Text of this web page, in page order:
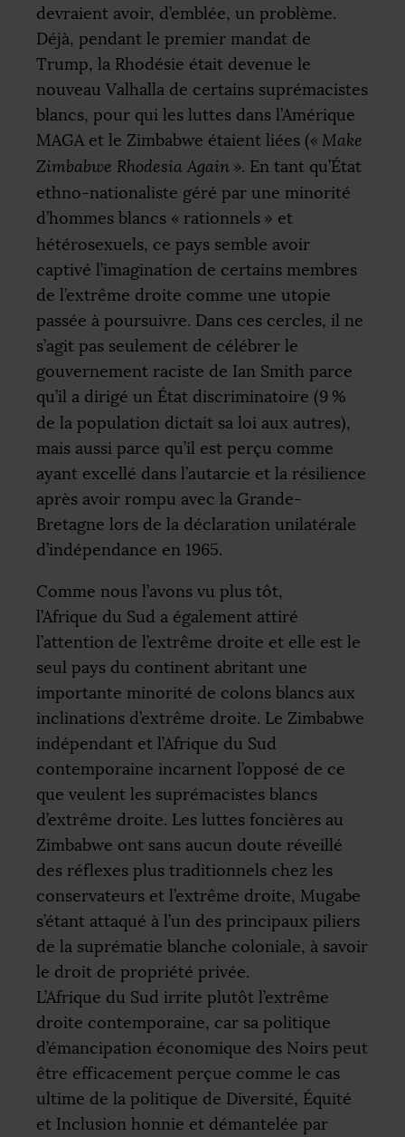
devraient avoir, d’emblée, un problème.
Déjà, pendant le premier mandat de
Trump, la Rhodésie était devenue le
nouveau Valhalla de certains suprémacistes
blancs, pour qui les luttes dans l’Amérique
MAGAet le Zimbabwe étaient liées (« Make
Zimbabwe Rhodesia Again ». En tant qu’État
ethno-nationaliste géré par une minorité
d’hommes blancs « rationnels » et
hétérosexuels, ce pays semble avoir
captivé l’imagination de certains membres
de l’extrême droite comme une utopie
passée à poursuivre. Dans ces cercles, il ne
s’agit pas seulement de célébrer le
gouvernement raciste de Ian Smith parce
qu’il a dirigé un État discriminatoire (9 %
de la population dictait sa loi aux autres),
mais aussi parce qu’il est perçu comme
ayant excellé dans l’autarcie et la résilience
après avoir rompu avec la Grande-
Bretagne lors de la déclaration unilatérale
d’indépendance en 1965.
Comme nous l’avons vu plus tôt,
l’Afrique du Sud a également attiré
l’attention de l’extrême droite et elle est le
seul pays du continent abritant une
importante minorité de colons blancs aux
inclinations d’extrême droite. Le Zimbabwe
indépendant et l’Afrique du Sud
contemporaine incarnent l’opposé de ce
que veulent les suprémacistes blancs
d’extrême droite. Les luttes foncières au
Zimbabwe ont sans aucun doute réveillé
des réflexes plus traditionnels chez les
conservateurs et l’extrême droite, Mugabe
s’étant attaqué à l’un des principaux piliers
de la suprématie blanche coloniale, à savoir
le droit de propriété privée.
L’Afrique du Sud irrite plutôt l’extrême
droite contemporaine, car sa politique
d’émancipation économique des Noirs peut
être efficacement perçue comme le cas
ultime de la politique de Diversité, Équité
et Inclusion honnie et démantelée par